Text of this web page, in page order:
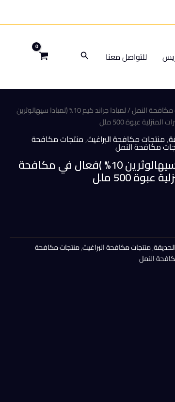
للتواصل معنا البحث
مكافحة النمل
/ لمبادا جراند كيم 10% (لمبادا سيهالوثرين
,منتجات مكافحة البراغيث,منتجات مكافحة
مكافحة النمل
لمبادا جراند كيم 10% (لمبادا سيهالوثرين 10% )فعال في مكافحة
500 ملل
,منتجات مكافحة البراغيث,منتجات مكافحة
النمل